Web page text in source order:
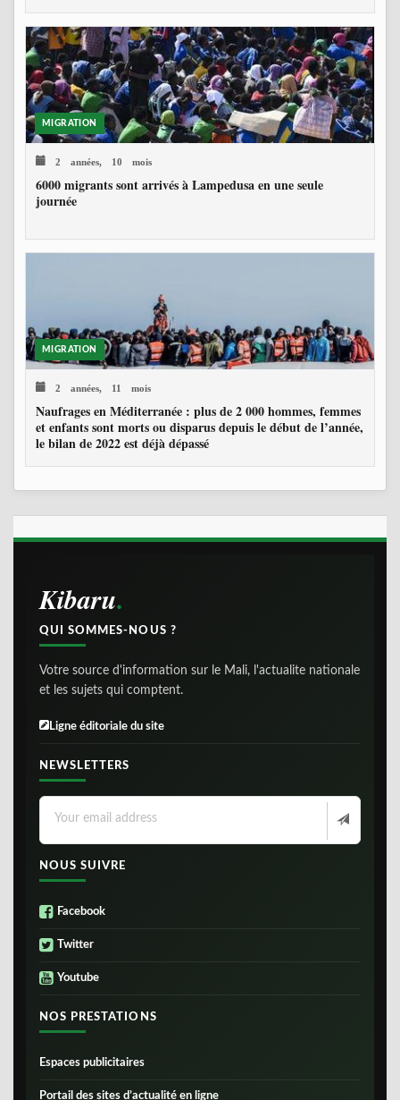
MIGRATION
2 années, 10 mois
6000 migrants sont arrivés à Lampedusa en une seule
journée
MIGRATION
2 années, 11 mois
Naufrages en Méditerranée : plus de 2 000 hommes, femmes
et enfants sont morts ou disparus depuis le début de l’année,
le bilan de 2022 est déjà dépassé
Kibaru
QUI SOMMES-NOUS ?
Votre source d'information sur le Mali, l'actualite nationale
et les sujets qui comptent.
Ligne éditoriale du site
NEWSLETTERS
NOUS SUIVRE
Facebook
Twitter
Youtube
NOS PRESTATIONS
Espaces publicitaires
Portail des sites d’actualité en ligne